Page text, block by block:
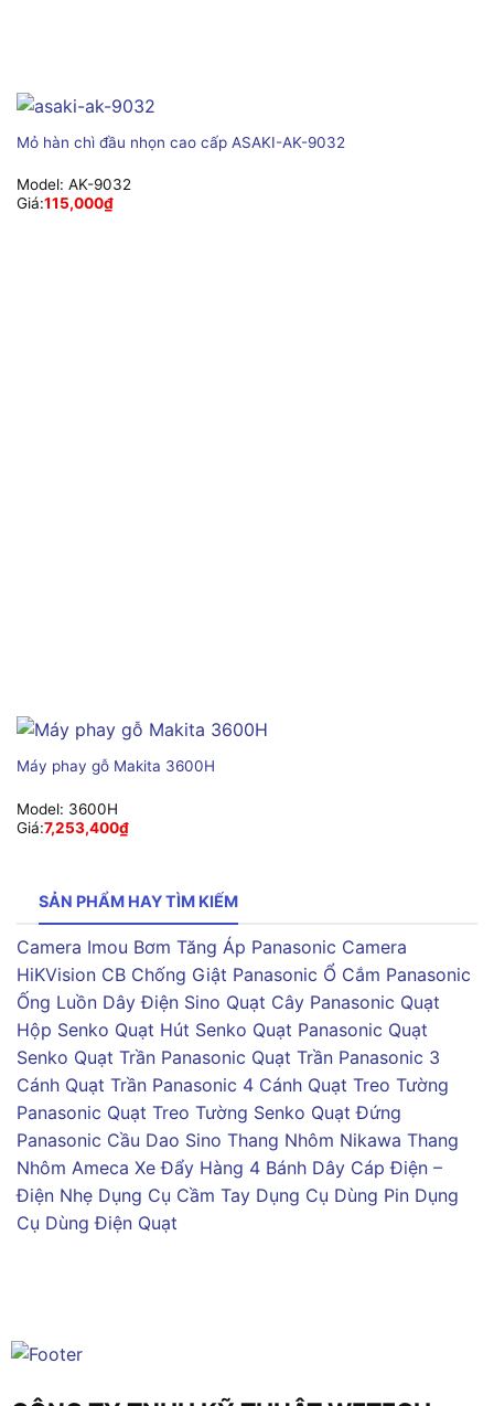
Mỏ hàn chì đầu nhọn cao cấp ASAKI-AK-9032
Model: AK-9032
Giá:115,000₫
Máy phay gỗ Makita 3600H
Model: 3600H
Giá:7,253,400₫
SẢN PHẨM HAY TÌM KIẾM
Camera Imou Bơm Tăng Áp Panasonic Camera
HiKVision CB Chống Giật Panasonic Ổ Cắm Panasonic
Ống Luồn Dây Điện Sino Quạt Cây Panasonic Quạt
Hộp Senko Quạt Hút Senko Quạt Panasonic Quạt
Senko Quạt Trần Panasonic Quạt Trần Panasonic 3
Cánh Quạt Trần Panasonic 4 Cánh Quạt Treo Tường
Panasonic Quạt Treo Tường Senko Quạt Đứng
Panasonic Cầu Dao Sino Thang Nhôm Nikawa Thang
Nhôm Ameca Xe Đẩy Hàng 4 Bánh Dây Cáp Điện –
Điện Nhẹ Dụng Cụ Cầm Tay Dụng Cụ Dùng Pin Dụng
Cụ Dùng Điện Quạt